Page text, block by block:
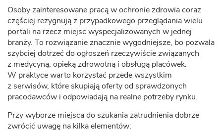
Osoby zainteresowane pracą w ochronie zdrowia coraz
częściej rezygnują z przypadkowego przeglądania wielu
portali na rzecz miejsc wyspecjalizowanych w jednej
branży. To rozwiązanie znacznie wygodniejsze, bo pozwala
szybciej dotrzeć do ogłoszeń rzeczywiście związanych
z medycyną, opieką zdrowotną i obsługą placówek.
W praktyce warto korzystać przede wszystkim
z serwisów, które skupiają oferty od sprawdzonych
pracodawców i odpowiadają na realne potrzeby rynku.
Przy wyborze miejsca do szukania zatrudnienia dobrze
zwrócić uwagę na kilka elementów: